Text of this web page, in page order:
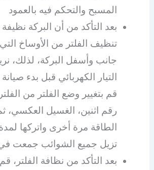
المسبح والتحكم فيه بالعمود
بعد التأكد من أن البركة نظيفة
تنظيف الفلتر من الأوساخ
جانب وأسفل البركة، لذلك،
التيار الكهربائي قبل بدء
قم بتغيير وضع الفلتر من
رقم اثنين، الغسيل العكسي،
الطاقة مرة أخرى واتركها
تزيل جميع الشوائب جمعت
بعد التأكد من نظافة الفلتر،